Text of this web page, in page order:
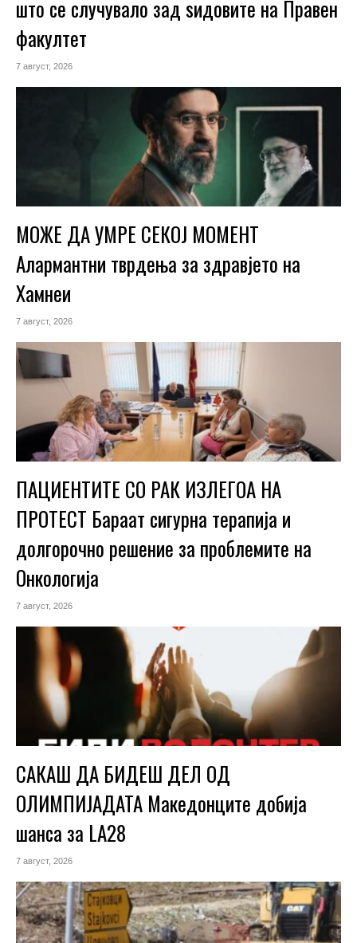
што се случувало зад ѕидовите на Правен
факултет
7 август, 2026
МОЖЕ ДА УМРЕ СЕКОЈ МОМЕНТ
Алармантни тврдења за здравјето на
Хамнеи
7 август, 2026
ПАЦИЕНТИТЕ СО РАК ИЗЛЕГОА НА
ПРОТЕСТ Бараат сигурна терапија и
долгорочно решение за проблемите на
Онкологија
7 август, 2026
САКАШ ДА БИДЕШ ДЕЛ ОД
ОЛИМПИЈАДАТА Македонците добија
шанса за LA28
7 август, 2026